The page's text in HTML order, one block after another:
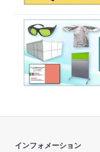
インフォメーション